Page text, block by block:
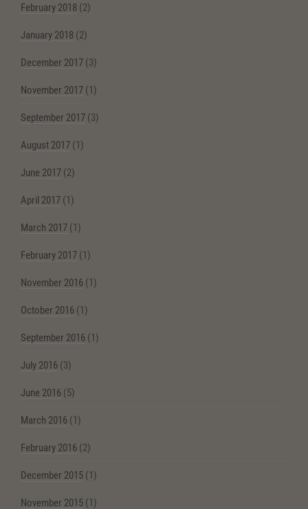
February 2018 (2)
January 2018 (2)
December 2017 (3)
November 2017 (1)
September 2017 (3)
August 2017 (1)
June 2017 (2)
April 2017 (1)
March 2017 (1)
February 2017 (1)
November 2016 (1)
October 2016 (1)
September 2016 (1)
July 2016 (3)
June 2016 (5)
March 2016 (1)
February 2016 (2)
December 2015 (1)
November 2015 (1)